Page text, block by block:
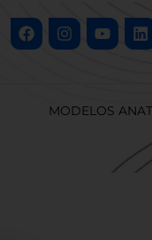
FacebookInstagram
MODELOS